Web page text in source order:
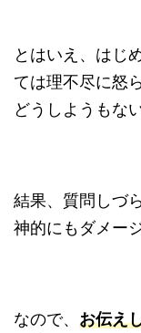
とはいえ、はじ
ては理不尽に怒
どうしようもな
結果、質問しづ
神的にもダメー
なので、 お伝え